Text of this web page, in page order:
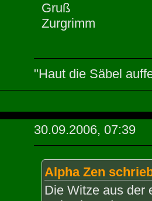
Gruß
Zurgrimm
"Haut die Säbel
30.09.2006, 07:39
Alpha Zen
Die Witze aus der